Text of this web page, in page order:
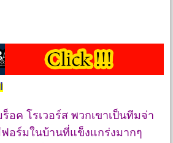
อค โรเวอร์ส พวกเขาเป็นทีมจ่า
อร์มในบ้านที่แข็งแกร่งมากๆ